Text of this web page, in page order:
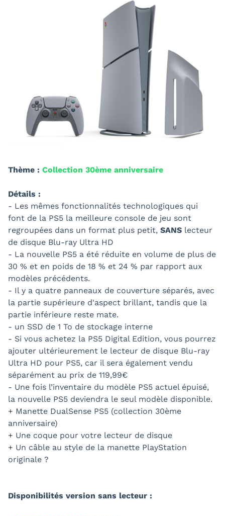
Thème : Collection 30ème anniversaire
Détails :
- Les mêmes fonctionnalités technologiques qui
font de la PS5 la meilleure console de jeu sont
regroupées dans un format plus petit, SANS lecteur
de disque Blu-ray Ultra HD
- La nouvelle PS5 a été réduite en volume de plus de
30 % et en poids de 18 % et 24 % par rapport aux
modèles précédents.
- Il y a quatre panneaux de couverture séparés, avec
la partie supérieure d'aspect brillant, tandis que la
partie inférieure reste mate.
- un SSD de 1 To de stockage interne
- Si vous achetez la PS5 Digital Edition, vous pourrez
ajouter ultérieurement le lecteur de disque Blu-ray
Ultra HD pour PS5, car il sera également vendu
séparément au prix de 119,99€
- Une fois l’inventaire du modèle PS5 actuel épuisé,
la nouvelle PS5 deviendra le seul modèle disponible.
+ Manette DualSense PS5 (collection 30ème
anniversaire)
+ Une coque pour votre lecteur de disque
+ Un câble au style de la manette PlayStation
originale ?
Disponibilités version sans lecteur :